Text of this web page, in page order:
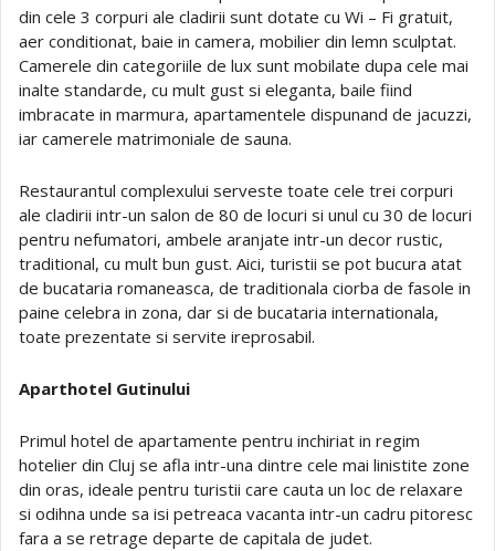
din cele 3 corpuri ale cladirii sunt dotate cu Wi – Fi gratuit,
aer conditionat, baie in camera, mobilier din lemn sculptat.
Camerele din categoriile de lux sunt mobilate dupa cele mai
inalte standarde, cu mult gust si eleganta, baile fiind
imbracate in marmura, apartamentele dispunand de jacuzzi,
iar camerele matrimoniale de sauna.
Restaurantul complexului serveste toate cele trei corpuri
ale cladirii intr-un salon de 80 de locuri si unul cu 30 de locuri
pentru nefumatori, ambele aranjate intr-un decor rustic,
traditional, cu mult bun gust. Aici, turistii se pot bucura atat
de bucataria romaneasca, de traditionala ciorba de fasole in
paine celebra in zona, dar si de bucataria internationala,
toate prezentate si servite ireprosabil.
Aparthotel Gutinului
Primul hotel de apartamente pentru inchiriat in regim
hotelier din Cluj se afla intr-una dintre cele mai linistite zone
din oras, ideale pentru turistii care cauta un loc de relaxare
si odihna unde sa isi petreaca vacanta intr-un cadru pitoresc
fara a se retrage departe de capitala de judet.